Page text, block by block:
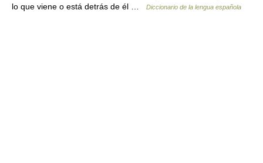
lo que viene o está detrás de él …
Diccionario de la lengua española